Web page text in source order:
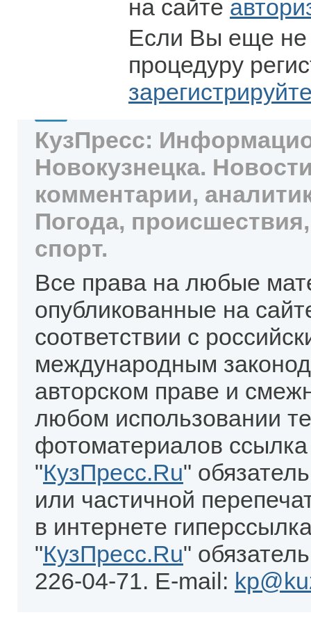
на сайте
Если Вы еще не
процедуру
КузПресс:
Новокузнецка.
комментарии,
Погода,
спорт.
Все права на любые
опубликованные на
соответствии с
международным
авторском праве и
любом использовании
фотоматериалов
"КузПресс.Ru"
или частичной
в интернете
"КузПресс.Ru"
226-04-71. E-mail: